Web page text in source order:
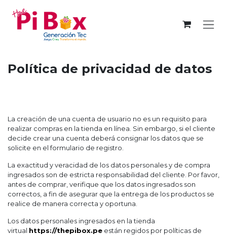
Política de privacidad de datos
La creación de una cuenta de usuario no es un requisito para
realizar compras en la tienda en línea. Sin embargo, si el cliente
decide crear una cuenta deberá consignar los datos que se
solicite en el formulario de registro.
La exactitud y veracidad de los datos personales y de compra
ingresados son de estricta responsabilidad del cliente. Por favor,
antes de comprar, verifique que los datos ingresados son
correctos, a fin de asegurar que la entrega de los productos se
realice de manera correcta y oportuna.
Los datos personales ingresados en la tienda
virtual https://thepibox.pe están regidos por políticas de